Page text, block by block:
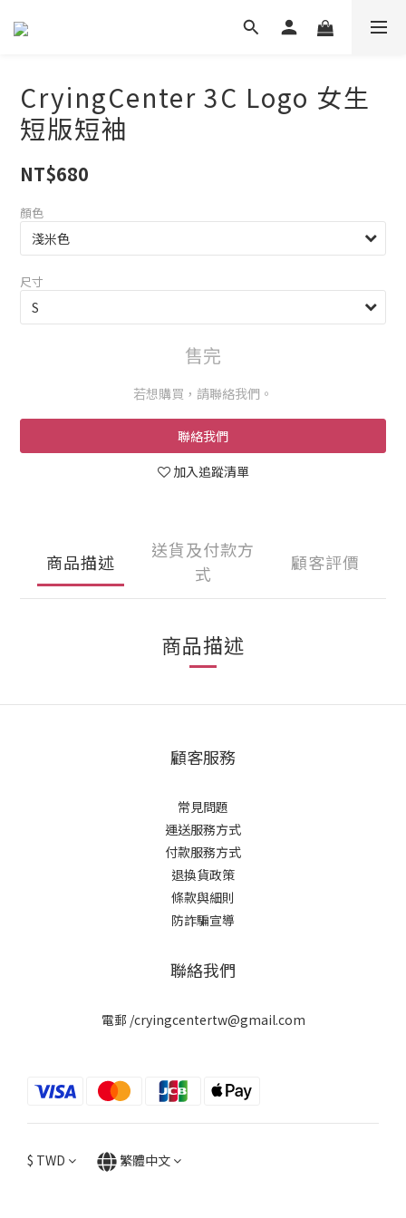
CryingCenter 3C Logo 女生
短版短袖
NT$680
顏色
尺寸
售完
若想購買，請聯絡我們。
聯絡我們
加入追蹤清單
商品描述
送貨及付款方
式
顧客評價
商品描述
顧客服務
常見問題
運送服務方式
付款服務方式
退換貨政策
條款與細則
防詐騙宣導
聯絡我們
電郵 /cryingcentertw@gmail.com
$ TWD 繁體中文